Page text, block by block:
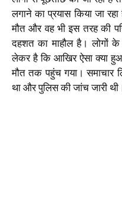
लगाने का प्रयास किया जा
मौत और वह भी इस तरह की
दहशत का माहौल है। लोगों
लेकर है कि आखिर ऐसा क्या
मौत तक पहुंच गया। समाचार
था और पुलिस की जांच जारी